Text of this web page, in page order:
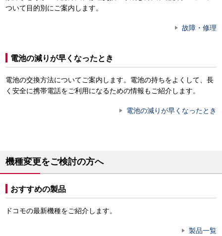
ついて目的別にご案内します。
故障・修理
電池の減りが早くなったとき
電池の交換方法についてご案内します。電池の持ちをよくして、長
く安全に携帯電話をご利用になるための情報もご紹介します。
電池の減りが早くなったとき
機種変更をご検討の方へ
おすすめの製品
ドコモの最新機種をご紹介します。
製品一覧